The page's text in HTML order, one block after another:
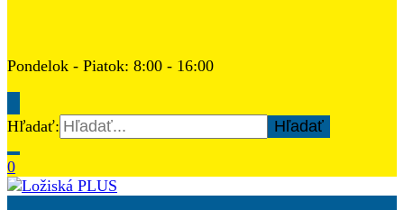
Pondelok - Piatok: 8:00 - 16:00
Hľadať:
0